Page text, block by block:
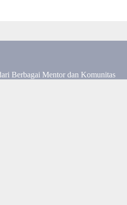
Berbagai Mentor dan Komunitas